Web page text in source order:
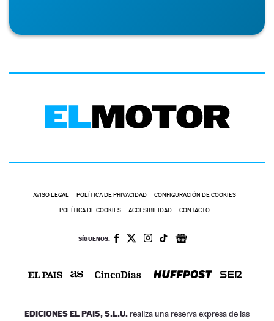
AVISO LEGAL POLÍTICA DE PRIVACIDAD CONFIGURACIÓN DE COOKIES
POLÍTICA DE COOKIES ACCESIBILIDAD CONTACTO
SÍGUENOS:
EDICIONES EL PAIS, S.L.U. realiza una reserva expresa de las